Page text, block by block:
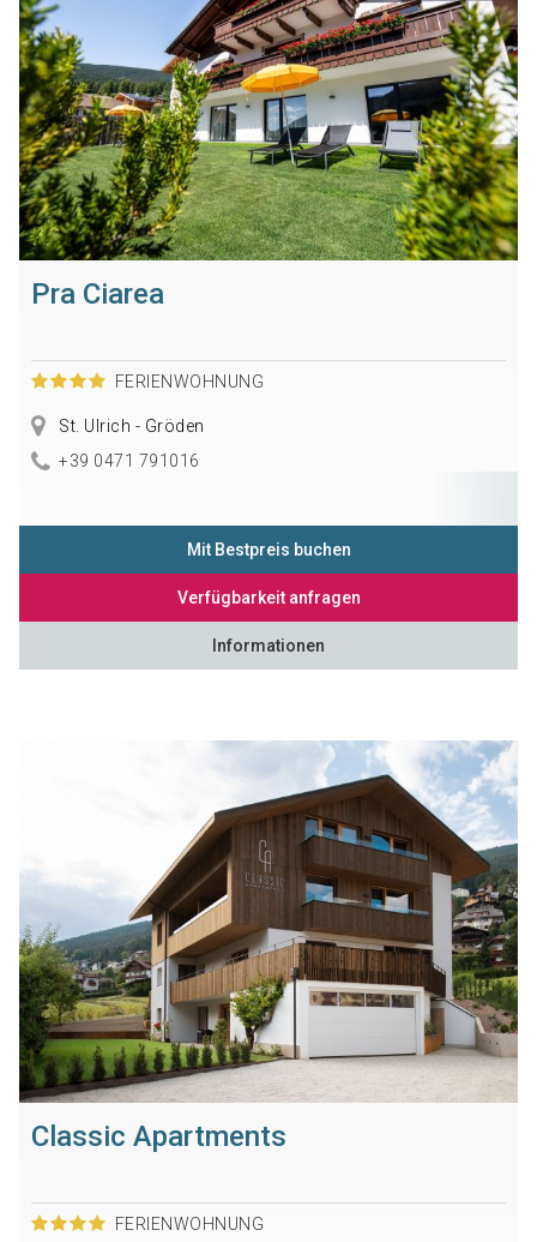
Pra Ciarea
FERIENWOHNUNG
St. Ulrich - Gröden
+39 0471 791016
Mit Bestpreis buchen
Verfügbarkeit anfragen
Informationen
Classic Apartments
FERIENWOHNUNG